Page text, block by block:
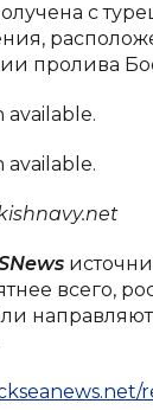
с
пролива
всего,